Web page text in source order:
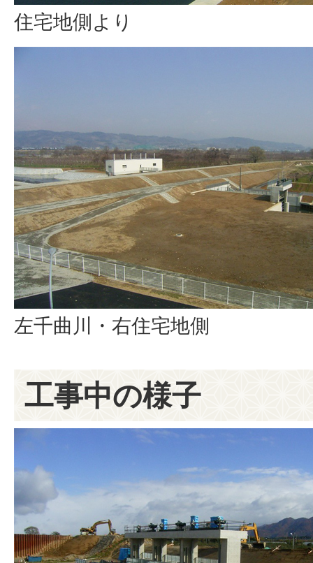
住宅地側より
左千曲川・右住宅地側
工事中の様子